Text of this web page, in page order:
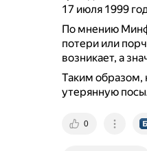
17 июля 1999
По мнению
потери или
возникает, а
Таким образом,
утерянную
0